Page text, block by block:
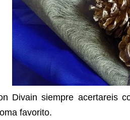
Divain siempre acertareis
favorito.